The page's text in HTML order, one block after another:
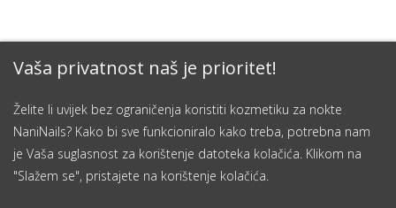
Vaša privatnost naš je prioritet!
Želite li uvijek bez ograničenja koristiti kozmetiku za nokte
NaniNails? Kako bi sve funkcioniralo kako treba, potrebna nam
je Vaša suglasnost za korištenje datoteka kolačića. Klikom na
"Slažem se", pristajete na korištenje kolačića.